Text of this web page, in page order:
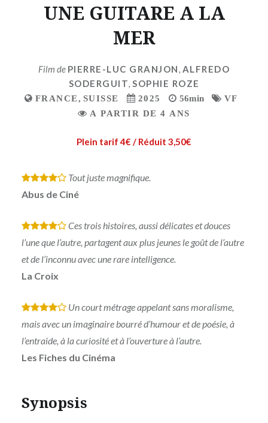
UNE GUITARE A LA
MER
Film de PIERRE-LUC GRANJON, ALFREDO
SODERGUIT, SOPHIE ROZE
FRANCE, SUISSE 2025 56min
VF
A PARTIR DE 4 ANS
Plein tarif 4€ / Réduit 3,50€
* * * *
Tout juste magnifique.
Abus de Ciné
* * * *
Ces trois histoires, aussi délicates et douces
l’une que l’autre, partagent aux plus jeunes le goût de l’autre
et de l’inconnu avec une rare intelligence.
La Croix
* * * *
Un court métrage appelant sans moralisme,
mais avec un imaginaire bourré d’humour et de poésie, à
l’entraide, à la curiosité et à l’ouverture à l’autre.
Les Fiches du Cinéma
Synopsis